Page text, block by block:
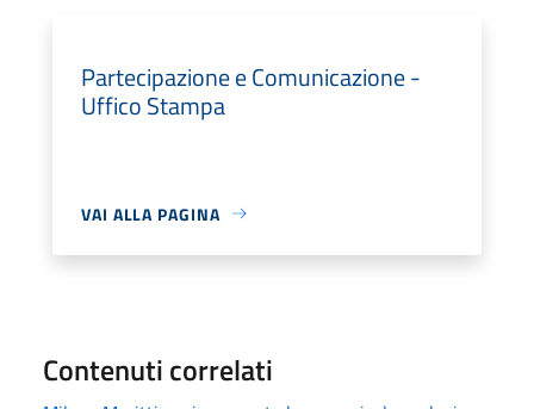
Partecipazione e Comunicazione -
Uffico Stampa
VAI ALLA PAGINA
Contenuti correlati